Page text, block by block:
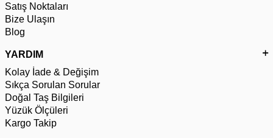
Satış Noktaları
Bize Ulaşın
Blog
YARDIM
Kolay İade & Değişim
Sıkça Sorulan Sorular
Doğal Taş Bilgileri
Yüzük Ölçüleri
Kargo Takip